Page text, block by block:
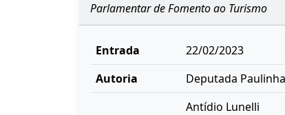
Parlamentar de Fomento ao Turismo
Entrada
22/02/2023
Autoria
Deputada Paulinha
Antídio Lunelli